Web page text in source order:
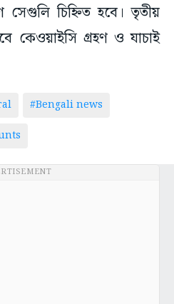
সেগুলি চিহ্নিত হবে। তৃতীয়
কেওয়াইসি গ্রহণ ও যাচাই
#Bengali news